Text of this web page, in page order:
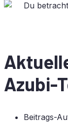
Azubi-
Beitrags-